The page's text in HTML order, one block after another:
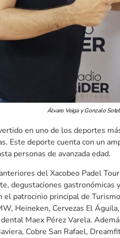
Álvaro Veiga y Gonzalo
en uno de los deportes
Este deporte cuenta con un
personas de avanzada edad.
del Xacobeo Padel
degustaciones
el patrocinio principal de
Heineken, Cervezas El
Maex Pérez Varela.
Cobre San Rafael,